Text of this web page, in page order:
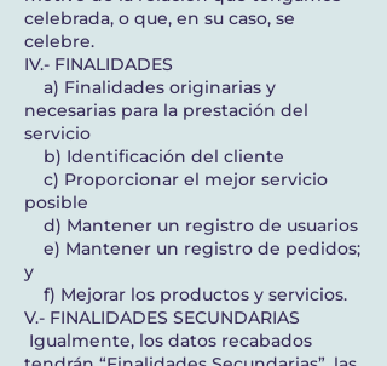
celebrada, o que, en su caso, se
celebre.
IV.- FINALIDADES ​
a) Finalidades originarias y
necesarias para la prestación del
servicio
b) Identificación del cliente
c) Proporcionar el mejor servicio
posible
d) Mantener un registro de usuarios
e) Mantener un registro de pedidos;
y
f) Mejorar los productos y servicios.
V.- FINALIDADES SECUNDARIAS
Igualmente, los datos recabados